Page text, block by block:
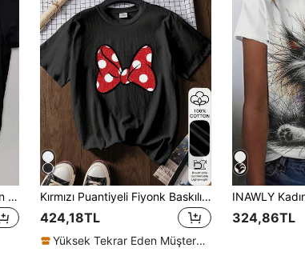
INAWLY Çiçek Gündelik Kadın Tişörtleri Kırmızı Puantiyeli Fiyonk Baskılı %100 Pamuklu Günlük Kısa Kollu Üst, Grafik Tişört, Yumuşak Kumaş, Pamuklu Giyim, Dış Mekan Giyimi, Baskılı Desen, Yazlık Üst, Tatil, Minimalist Seyahat Kıyafeti Siyah
424,18TL
Yüksek Tekrar Eden Müşteriler
INAWLY
324,86TL